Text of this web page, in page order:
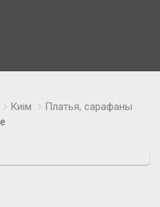
Киім
Платья, сарафаны